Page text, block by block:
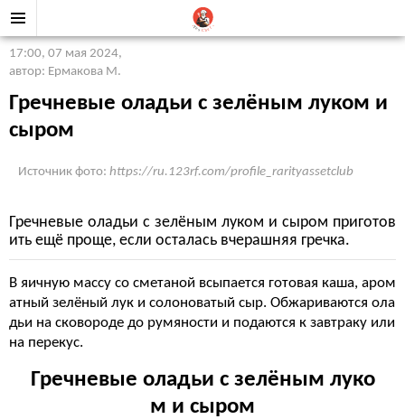
17:00, 07 мая 2024,
автор: Ермакова М.
Гречневые оладьи с зелёным луком и
сыром
Источник фото: https://ru.123rf.com/profile_rarityassetclub
Гречневые оладьи с зелёным луком и сыром приготов
ить ещё проще, если осталась вчерашняя гречка.
В яичную массу со сметаной всыпается готовая каша, аром
атный зелёный лук и солоноватый сыр. Обжариваются ола
дьи на сковороде до румяности и подаются к завтраку или
на перекус.
Гречневые оладьи с зелёным луко
м и сыром